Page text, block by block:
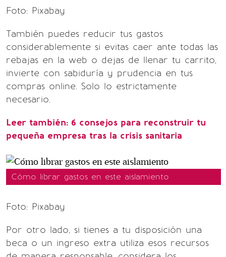
Foto: Pixabay
También puedes reducir tus gastos
considerablemente si evitas caer ante todas las
rebajas en la web o dejas de llenar tu carrito,
invierte con sabiduría y prudencia en tus
compras online. Solo lo estrictamente
necesario.
Leer también: 6 consejos para reconstruir tu
pequeña empresa tras la crisis sanitaria
Cómo librar gastos en este aislamiento
Foto: Pixabay
Por otro lado, si tienes a tu disposición una
beca o un ingreso extra utiliza esos recursos